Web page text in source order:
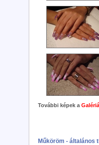
További képek a
Műköröm - általános